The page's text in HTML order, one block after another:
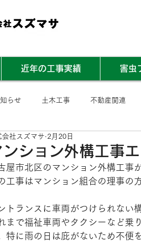
近年の工事実績 害虫
らせ 土木工事 不動産関連
その他
ンション外構工事
会社スズマサ 2月20日
屋市北区のマンション外構工事
工事はマンション組合の理事の
トランスに車両がつけられない
まで福祉車両やタクシーなど乗
特に雨の日は庇がないため不便